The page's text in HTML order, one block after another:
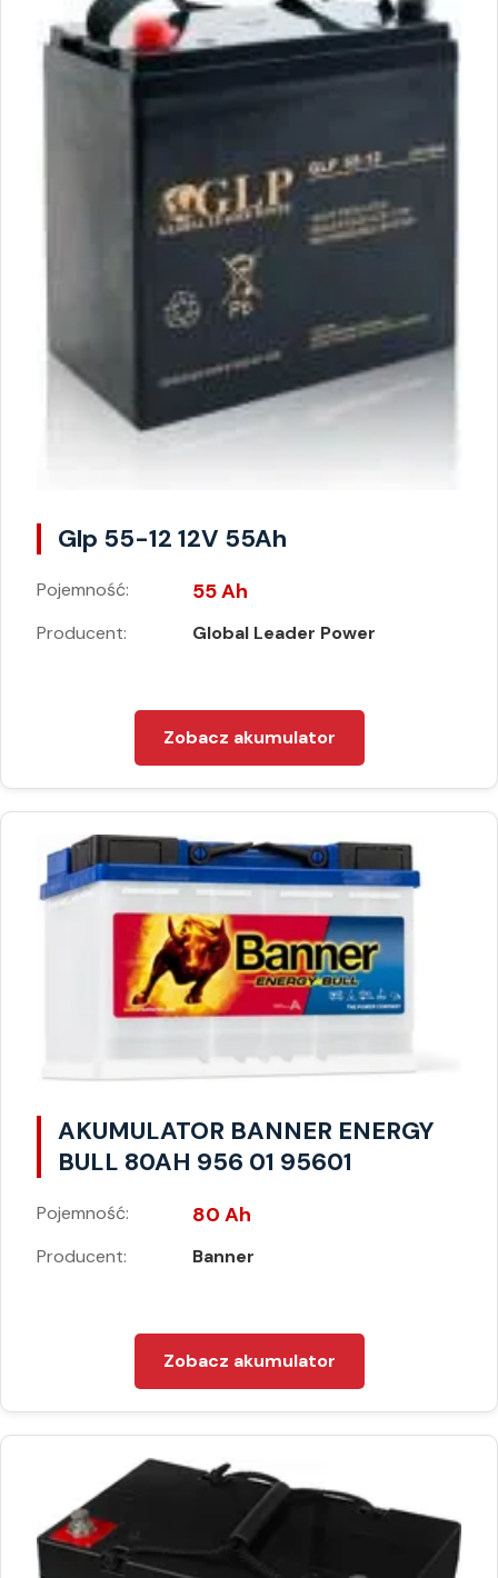
Glp 55-12 12V 55Ah
Pojemność: 55 Ah
Producent: Global Leader Power
Zobacz akumulator
AKUMULATOR BANNER ENERGY
BULL 80AH 956 01 95601
Pojemność: 80 Ah
Producent: Banner
Zobacz akumulator